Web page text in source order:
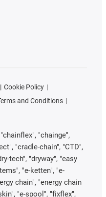
Cookie Policy
and Conditions
"chainge",
"cradle-chain", "CTD",
tech", "dryway", "easy
"e-ketten", "e-
chain", "energy chain
"e-spool", "fixflex",